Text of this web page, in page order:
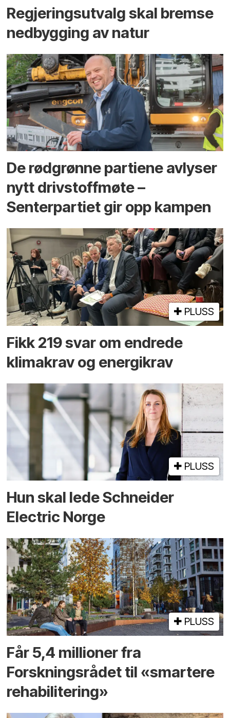
Regjerings­utvalg skal bremse
ned­bygging av natur
De rødgrønne partiene avlyser
nytt drivstoffmøte –
Senterpartiet gir opp kampen
PLUSS
Fikk 219 svar om endrede
klimakrav og energikrav
PLUSS
Hun skal lede Schneider
Electric Norge
PLUSS
Får 5,4 millioner fra
Forskningsrådet til «smartere
rehabilitering»